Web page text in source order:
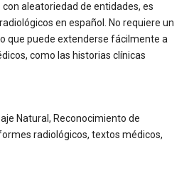
aleatoriedad de entidades, es
en español. No requiere un
que puede extenderse fácilmente a
como las historias clínicas
Natural, Reconocimiento de
radiológicos, textos médicos,